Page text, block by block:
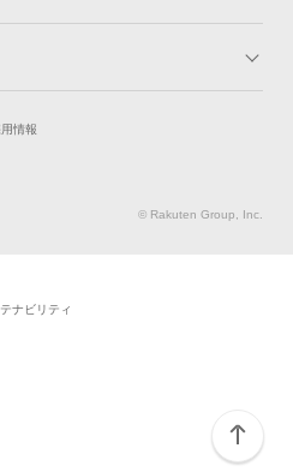
キャンペーン一覧
新車購入
自動車保険
情報
© Rakuten Group, Inc.
ナビリティ